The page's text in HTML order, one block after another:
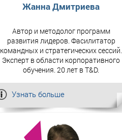
Жанна Дмитриева
Автор и методолог программ
развития лидеров. Фасилитатор
командных и стратегических сессий.
Эксперт в области корпоративного
обучения. 20 лет в T&D.
Узнать больше